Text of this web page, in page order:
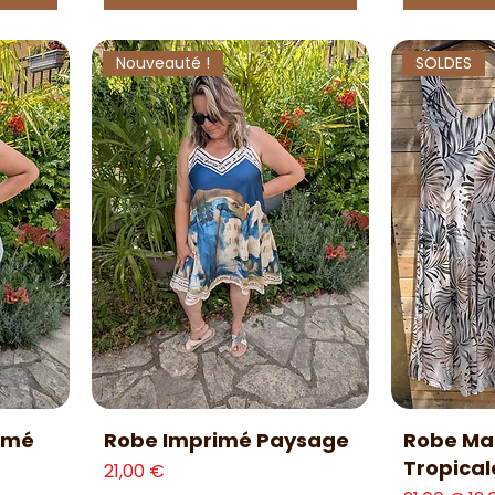
Aperçu rapide
Nouveauté !
Robe Imprimé Paysage
Prix
21,00 €
SOLDES
Robe